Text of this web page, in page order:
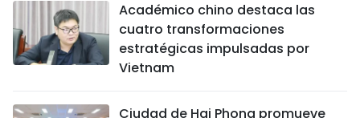
Académico chino destaca las
cuatro transformaciones
estratégicas impulsadas por
Vietnam
Ciudad de Hai Phong promueve